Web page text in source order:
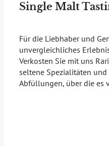
Single Malt
Für die Liebhaber und
unvergleichliches
Verkosten Sie mit uns
seltene Spezialitäten
Abfüllungen, über die es